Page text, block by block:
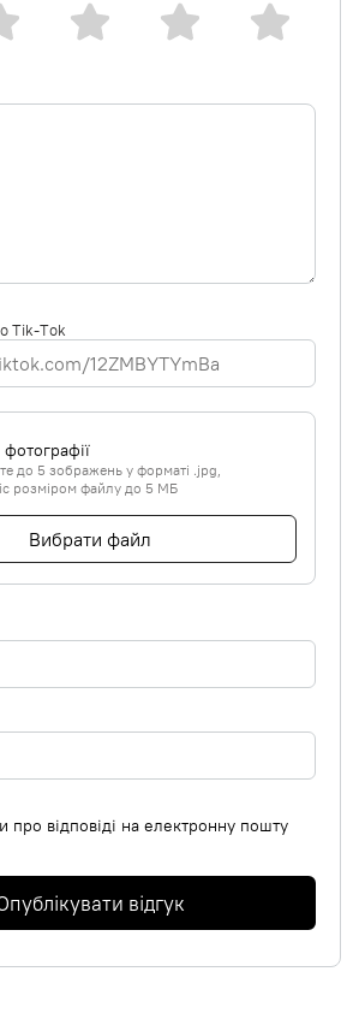
Tik-Tok
до 5 зображень у форматі .jpg,
розміром файлу до 5 МБ
Вибрати файл
про відповіді на електронну пошту
відгук